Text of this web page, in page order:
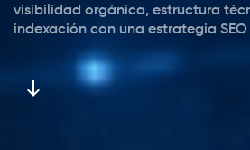
visibilidad orgánica, estructura
indexación con una estrategia